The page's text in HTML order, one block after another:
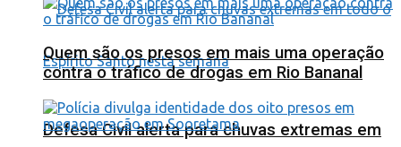
Defesa Civil alerta para chuvas extremas em
Quem são os presos em mais uma operação
contra o tráfico de drogas em Rio Bananal